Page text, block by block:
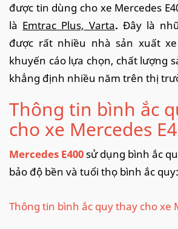
được tin dùng cho xe Mercedes
là Emtrac Plus, Varta. Đây là
được rất nhiều nhà sản xuất
khuyến cáo lựa chọn, chất lượng
khẳng định nhiều năm trên thị
Thông tin bình ắc
cho xe Mercedes
Mercedes E400sử dụng bình ắc
bảo độ bền và tuổi thọ bình ắc quy:
Thông tin bình ắc quy thay cho xe